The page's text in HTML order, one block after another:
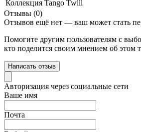
Коллекция Tango Twill
Отзывы (0)
Отзывов ещё нет — ваш может стать
Помогите другим пользователям с
кто поделится своим мнением об этом
Написать отзыв
Авторизация через социальные сети
Ваше имя
Почта